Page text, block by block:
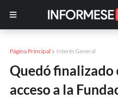
Página Principal Interés General
Quedó finalizado
acceso a la